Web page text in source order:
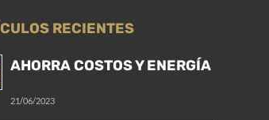
RECIENTES
AHORRA COSTOS Y ENERGÍA
21/06/2023